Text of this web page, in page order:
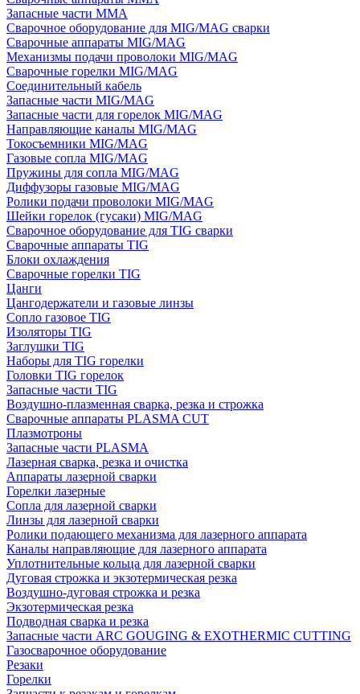
Запасные части MMA
Сварочное оборудование для MIG/MAG сварки
Сварочные аппараты MIG/MAG
Механизмы подачи проволоки MIG/MAG
Сварочные горелки MIG/MAG
Соединительный кабель
Запасные части MIG/MAG
Запасные части для горелок MIG/MAG
Направляющие каналы MIG/MAG
Токосъемники MIG/MAG
Газовые сопла MIG/MAG
Пружины для сопла MIG/MAG
Диффузоры газовые MIG/MAG
Ролики подачи проволоки MIG/MAG
Шейки горелок (гусаки) MIG/MAG
Сварочное оборудование для TIG сварки
Сварочные аппараты TIG
Блоки охлаждения
Сварочные горелки TIG
Цанги
Цангодержатели и газовые линзы
Сопло газовое TIG
Изоляторы TIG
Заглушки TIG
Наборы для TIG горелки
Головки TIG горелок
Запасные части TIG
Воздушно-плазменная сварка, резка и строжка
Сварочные аппараты PLASMA CUT
Плазмотроны
Запасные части PLASMA
Лазерная сварка, резка и очистка
Аппараты лазерной сварки
Горелки лазерные
Сопла для лазерной сварки
Линзы для лазерной сварки
Ролики подающего механизма для лазерного аппарата
Каналы направляющие для лазерного аппарата
Уплотнительные кольца для лазерной сварки
Дуговая строжка и экзотермическая резка
Воздушно-дуговая строжка и резка
Экзотермическая резка
Подводная сварка и резка
Запасные части ARC GOUGING & EXOTHERMIC CUTTING
Газосварочное оборудование
Резаки
Горелки